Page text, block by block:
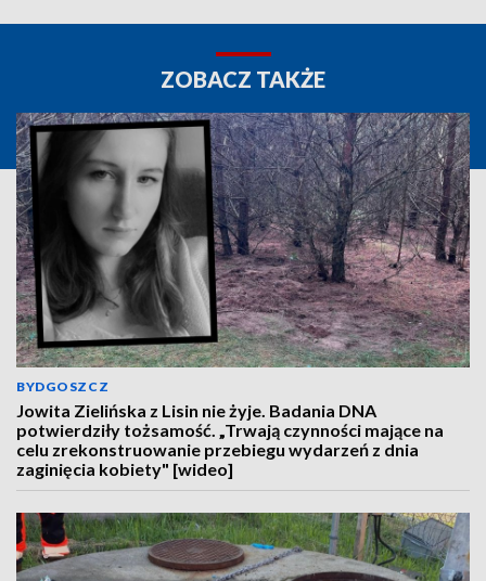
ZOBACZ TAKŻE
BYDGOSZCZ
Jowita Zielińska z Lisin nie żyje. Badania DNA
potwierdziły tożsamość. „Trwają czynności mające na
celu zrekonstruowanie przebiegu wydarzeń z dnia
zaginięcia kobiety" [wideo]